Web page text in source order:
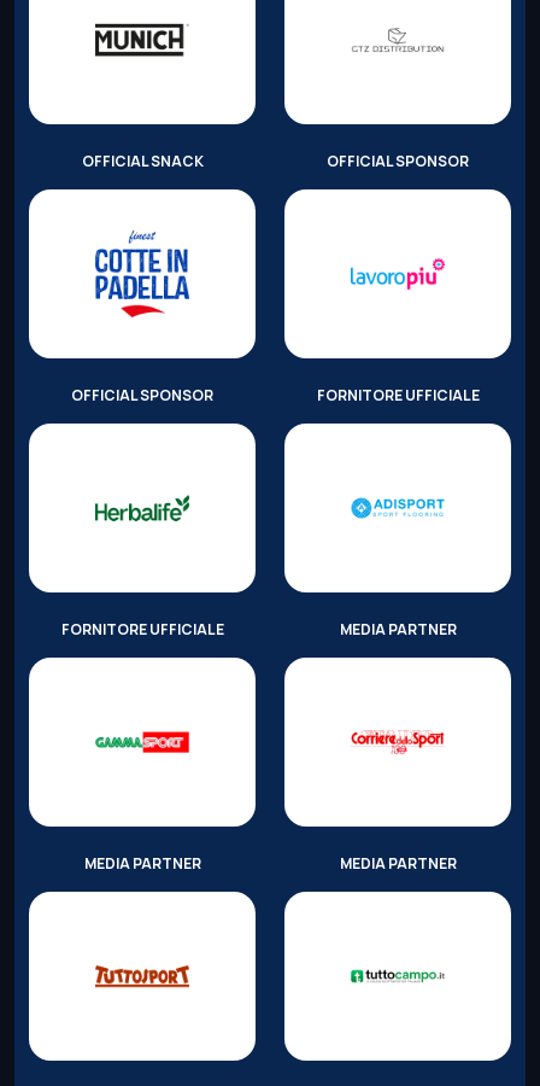
OFFICIAL SNACK OFFICIAL SPONSOR
OFFICIAL SPONSOR FORNITORE UFFICIALE
FORNITORE UFFICIALE MEDIA PARTNER
MEDIA PARTNER MEDIA PARTNER